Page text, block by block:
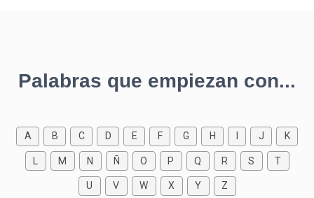
Palabras que empiezan con...
A B C D E F G H J K
M N Ñ O P Q R S T
U V W X Y Z